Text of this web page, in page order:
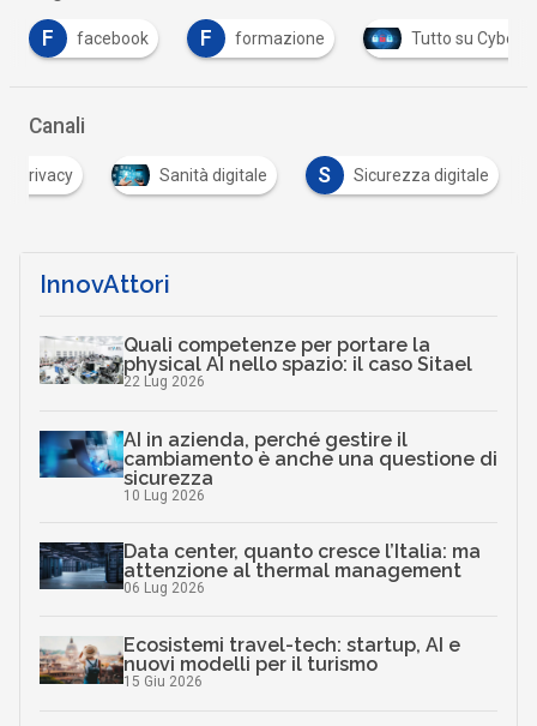
F formazione Tutto su Cyber Security T
Canali
Privacy Sanità digitale S Sicurezza digitale
InnovAttori
Quali competenze per portare la
physical AI nello spazio: il caso Sitael
22 Lug 2026
AI in azienda, perché gestire il
cambiamento è anche una questione di
sicurezza
10 Lug 2026
Data center, quanto cresce l’Italia: ma
attenzione al thermal management
06 Lug 2026
Ecosistemi travel-tech: startup, AI e
nuovi modelli per il turismo
15 Giu 2026